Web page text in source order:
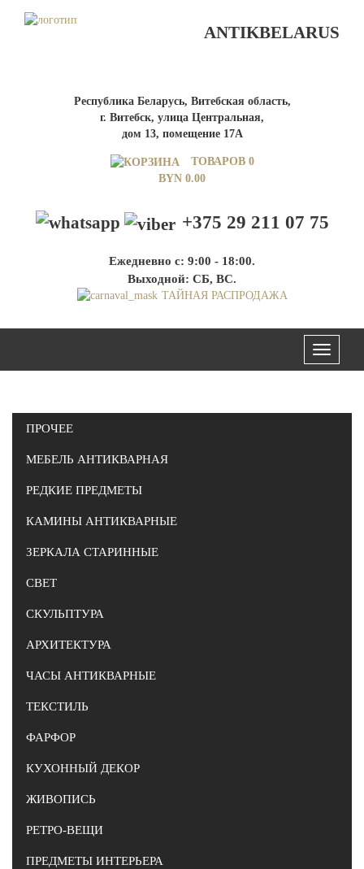
Республика Беларусь, Витебская область,
г. Витебск, улица Центральная,
дом 13, помещение 17А
ANTIKBELARUS
ТОВАРОВ 0
BYN 0.00
+375 29 211 07 75
Ежедневно с: 9:00 - 18:00.
Выходной: СБ, ВС.
ТАЙНАЯ РАСПРОДАЖА
Меню
ПРОЧЕЕ
МЕБЕЛЬ АНТИКВАРНАЯ
РЕДКИЕ ПРЕДМЕТЫ
КАМИНЫ АНТИКВАРНЫЕ
ЗЕРКАЛА СТАРИННЫЕ
СВЕТ
СКУЛЬПТУРА
АРХИТЕКТУРА
ЧАСЫ АНТИКВАРНЫЕ
ТЕКСТИЛЬ
ФАРФОР
КУХОННЫЙ ДЕКОР
ЖИВОПИСЬ
РЕТРО-ВЕЩИ
ПРЕДМЕТЫ ИНТЕРЬЕРА